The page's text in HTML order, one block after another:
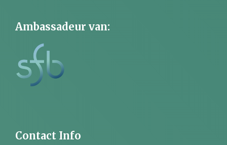
Ambassadeur van:
Contact Info